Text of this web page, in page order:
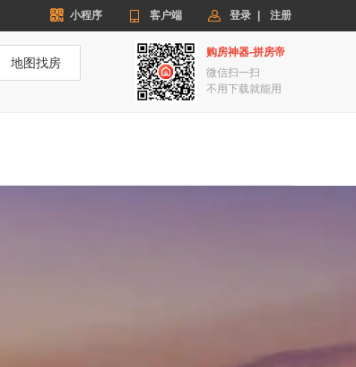
 小程序  客户端  登录 注册
地图找房
购房神器-拼房帝
微信扫一扫
不用下载就能用